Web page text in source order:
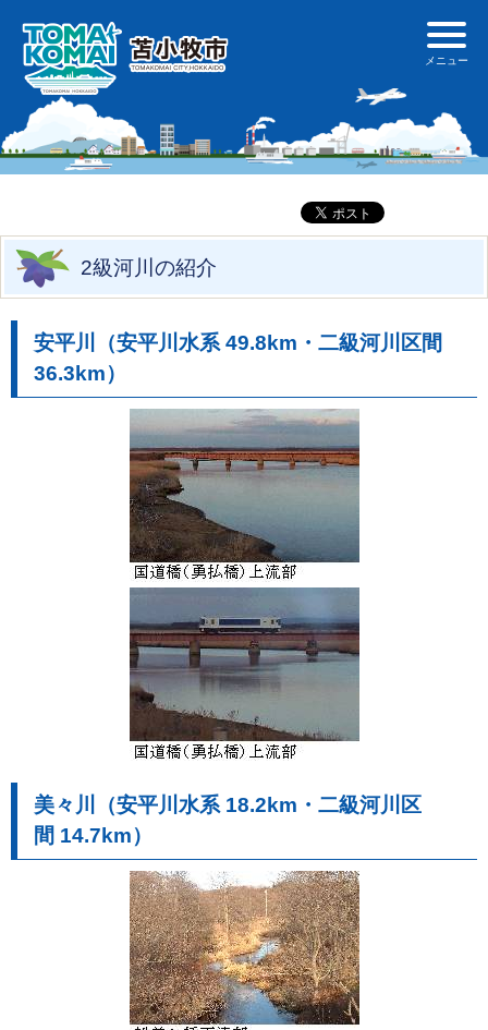
2級河川の紹介
安平川（安平川水系 49.8km・二級河川区間
36.3km）
美々川（安平川水系 18.2km・二級河川区
間 14.7km）